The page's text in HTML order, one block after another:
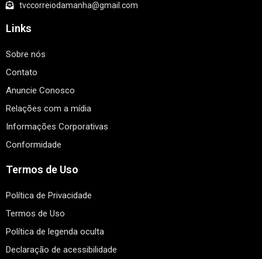
tvccorreiodamanha@gmail.com
Links
Sobre nós
Contato
Anuncie Conosco
Relações com a mídia
Informações Corporativas
Conformidade
Termos de Uso
Política de Privacidade
Termos de Uso
Política de legenda oculta
Declaração de acessibilidade